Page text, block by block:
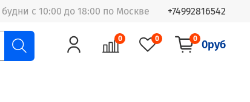
будни с 10:00 до 18:00 по Москве +74992816542
0 0 0 0руб